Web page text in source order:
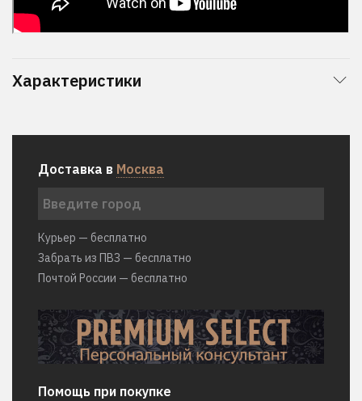
Характеристики
Доставка в Москва
Курьер — бесплатно
Забрать из ПВЗ — бесплатно
Почтой России — бесплатно
Помощь при покупке